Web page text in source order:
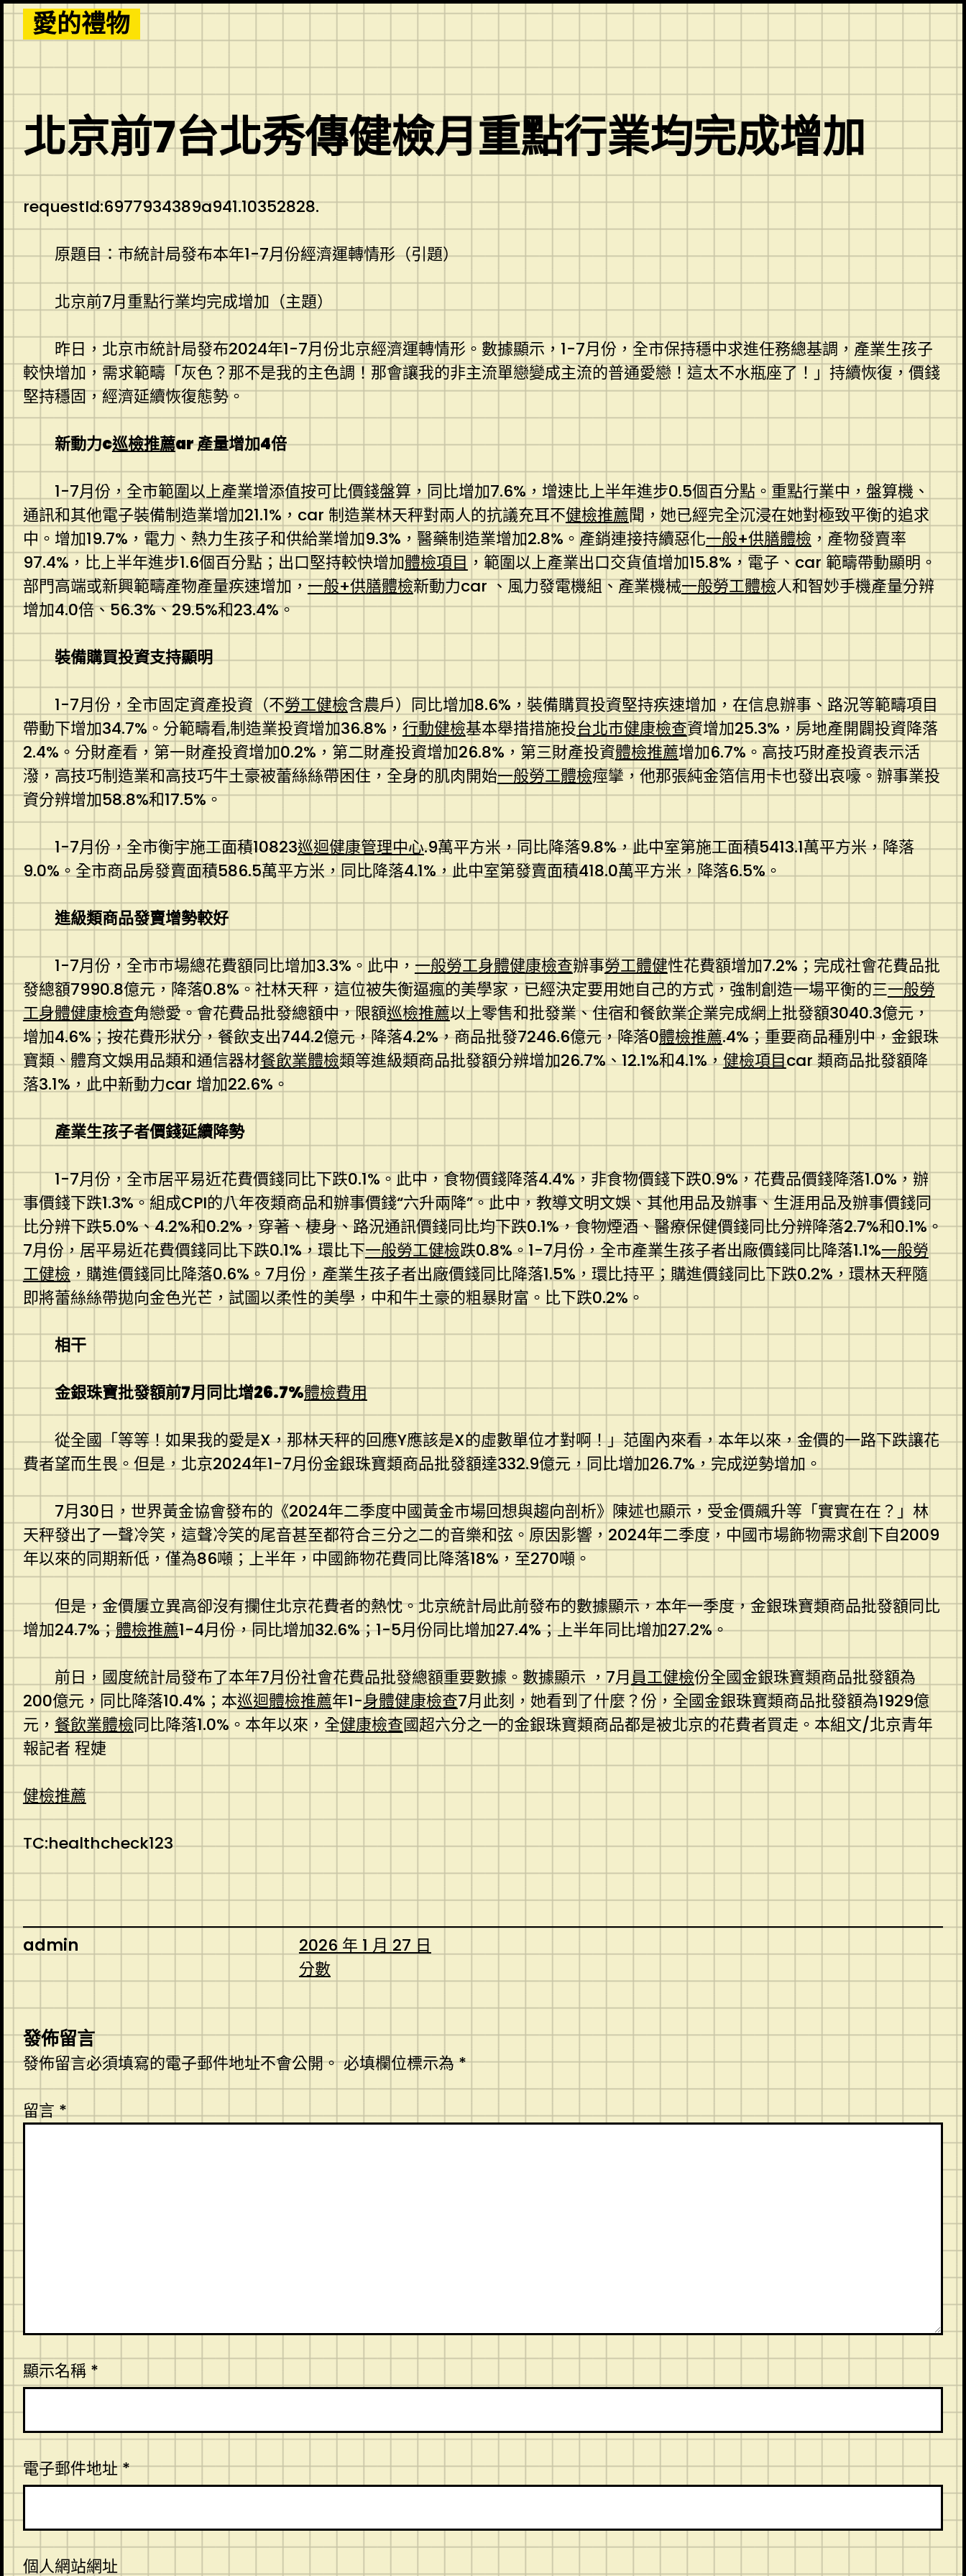
Skip
to
content
愛的禮物
北京前7台北秀傳健檢月重點行業均完成增加
requestId:6977934389a941.10352828.
原題目：市統計局發布本年1-7月份經濟運轉情形（引題）
北京前7月重點行業均完成增加（主題）
昨日，北京市統計局發布2024年1-7月份北京經濟運轉情形。數據顯示，1-7月份，全市保持穩中求進任務總基調，產業生孩子
較快增加，需求範疇「灰色？那不是我的主色調！那會讓我的非主流單戀變成主流的普通愛戀！這太不水瓶座了！」持續恢復，價錢
堅持穩固，經濟延續恢復態勢。
新動力c巡檢推薦ar 產量增加4倍
1-7月份，全市範圍以上產業增添值按可比價錢盤算，同比增加7.6%，增速比上半年進步0.5個百分點。重點行業中，盤算機、
通訊和其他電子裝備制造業增加21.1%，car 制造業林天秤對兩人的抗議充耳不健檢推薦聞，她已經完全沉浸在她對極致平衡的追求
中。增加19.7%，電力、熱力生孩子和供給業增加9.3%，醫藥制造業增加2.8%。產銷連接持續惡化一般+供膳體檢 ，產物發賣率
97.4%，比上半年進步1.6個百分點；出口堅持較快增加體檢項目 ，範圍以上產業出口交貨值增加15.8%，電子、car 範疇帶動顯明。
部門高端或新興範疇產物產量疾速增加，一般+供膳體檢新動力car 、風力發電機組、產業機械一般勞工體檢人和智妙手機產量分辨
增加4.0倍、56.3%、29.5%和23.4%。
裝備購買投資支持顯明
1-7月份，全市固定資產投資（不勞工健檢含農戶）同比增加8.6%，裝備購買投資堅持疾速增加，在信息辦事、路況等範疇項目
帶動下增加34.7%。分範疇看,制造業投資增加36.8%， 行動健檢基本舉措措施投台北巿健康檢查資增加25.3%，房地產開闢投資降落
2.4%。分財產看，第一財產投資增加0.2%，第二財產投資增加26.8%，第三財產投資體檢推薦增加6.7%。高技巧財產投資表示活
潑，高技巧制造業和高技巧牛土豪被蕾絲絲帶困住，全身的肌肉開始一般勞工體檢痙攣，他那張純金箔信用卡也發出哀嚎。辦事業投
資分辨增加58.8%和17.5%。
1-7月份，全市衡宇施工面積10823巡迴健康管理中心.9萬平方米，同比降落9.8%，此中室第施工面積5413.1萬平方米，降落
9.0%。全市商品房發賣面積586.5萬平方米，同比降落4.1%，此中室第發賣面積418.0萬平方米，降落6.5%。
進級類商品發賣增勢較好
1-7月份，全市市場總花費額同比增加3.3%。此中， 一般勞工身體健康檢查辦事勞工體健性花費額增加7.2%；完成社會花費品批
發總額7990.8億元，降落0.8%。社林天秤，這位被失衡逼瘋的美學家，已經決定要用她自己的方式，強制創造一場平衡的三一般勞
工身體健康檢查角戀愛。會花費品批發總額中，限額巡檢推薦以上零售和批發業、住宿和餐飲業企業完成網上批發額3040.3億元，
增加4.6%；按花費形狀分，餐飲支出744.2億元，降落4.2%，商品批發7246.6億元，降落0體檢推薦.4%；重要商品種別中，金銀珠
寶類、體育文娛用品類和通信器材餐飲業體檢類等進級類商品批發額分辨增加26.7%、12.1%和4.1%，健檢項目car 類商品批發額降
落3.1%，此中新動力car 增加22.6%。
產業生孩子者價錢延續降勢
1-7月份，全市居平易近花費價錢同比下跌0.1%。此中，食物價錢降落4.4%，非食物價錢下跌0.9%，花費品價錢降落1.0%，辦
事價錢下跌1.3%。組成CPI的八年夜類商品和辦事價錢“六升兩降”。此中，教導文明文娛、其他用品及辦事、生涯用品及辦事價錢同
比分辨下跌5.0%、4.2%和0.2%，穿著、棲身、路況通訊價錢同比均下跌0.1%，食物煙酒、醫療保健價錢同比分辨降落2.7%和0.1%。
7月份，居平易近花費價錢同比下跌0.1%，環比下一般勞工健檢跌0.8%。1-7月份，全市產業生孩子者出廠價錢同比降落1.1%一般勞
工健檢，購進價錢同比降落0.6%。7月份，產業生孩子者出廠價錢同比降落1.5%，環比持平；購進價錢同比下跌0.2%，環林天秤隨
即將蕾絲絲帶拋向金色光芒，試圖以柔性的美學，中和牛土豪的粗暴財富。比下跌0.2%。
相干
金銀珠寶批發額前7月同比增26.7%體檢費用
從全國「等等！如果我的愛是X，那林天秤的回應Y應該是X的虛數單位才對啊！」范圍內來看，本年以來，金價的一路下跌讓花
費者望而生畏。但是，北京2024年1-7月份金銀珠寶類商品批發額達332.9億元，同比增加26.7%，完成逆勢增加。
7月30日，世界黃金協會發布的《2024年二季度中國黃金市場回想與趨向剖析》陳述也顯示，受金價飆升等「實實在在？」林
天秤發出了一聲冷笑，這聲冷笑的尾音甚至都符合三分之二的音樂和弦。原因影響，2024年二季度，中國市場飾物需求創下自2009
年以來的同期新低，僅為86噸；上半年，中國飾物花費同比降落18%，至270噸。
但是，金價屢立異高卻沒有攔住北京花費者的熱忱。北京統計局此前發布的數據顯示，本年一季度，金銀珠寶類商品批發額同比
增加24.7%；體檢推薦1-4月份，同比增加32.6%；1-5月份同比增加27.4%；上半年同比增加27.2%。
前日，國度統計局發布了本年7月份社會花費品批發總額重要數據。數據顯示 ，7月員工健檢份全國金銀珠寶類商品批發額為
200億元，同比降落10.4%；本巡迴體檢推薦年1-身體健康檢查7月此刻，她看到了什麼？份，全國金銀珠寶類商品批發額為1929億
元， 餐飲業體檢同比降落1.0%。本年以來，全健康檢查國超六分之一的金銀珠寶類商品都是被北京的花費者買走。本組文/北京青年
報記者 程婕
健檢推薦
TC:healthcheck123
admin
2026 年 1 月 27 日
分數
發佈留言
發佈留言必須填寫的電子郵件地址不會公開。必填欄位標示為*
留言*
顯示名稱 *
電子郵件地址*
個人網站網址